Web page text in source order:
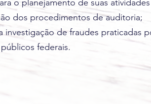
o planejamento de suas
dos procedimentos de auditoria;
de fraudes praticadas
federais.